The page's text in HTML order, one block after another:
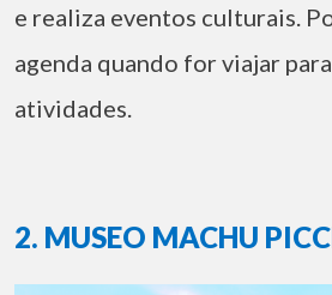
e realiza eventos culturais.
agenda quando for viajar
atividades.
2. MUSEO MACHU